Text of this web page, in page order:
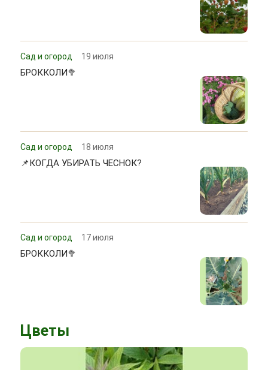
Сад и огород 19 июля
БРОККОЛИ🥦
Сад и огород 18 июля
📌КОГДА УБИРАТЬ ЧЕСНОК?
Сад и огород 17 июля
БРОККОЛИ🥦
Цветы